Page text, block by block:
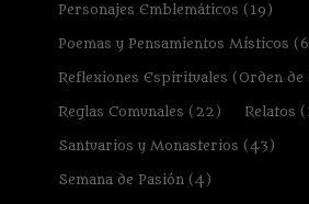
Personajes Emblemáticos (19)
Poemas y Pensamientos Místicos
Reflexiones Espirituales (Orden de
Reglas Comunales (22) Relatos
Santuarios y Monasterios (43)
Semana de Pasión(4)